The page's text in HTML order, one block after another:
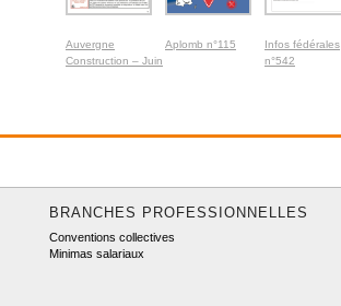
Auvergne
Construction – Juin
Aplomb n°115
Infos fédérales
n°542
BRANCHES PROFESSIONNELLES
Conventions collectives
Minimas salariaux